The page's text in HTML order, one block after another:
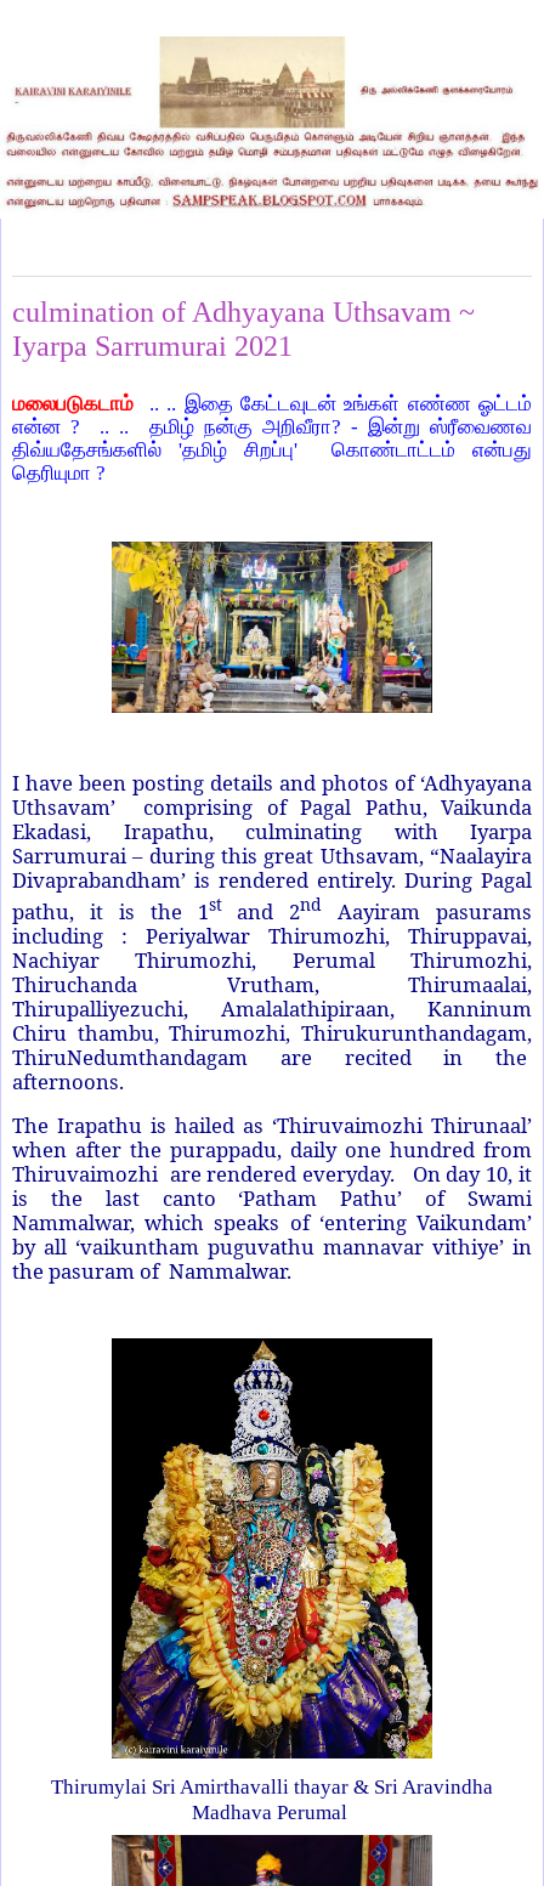
culmination of Adhyayana Uthsavam ~
Iyarpa Sarrumurai 2021
மலைபடுகடாம்
.. .. இதை கேட்டவுடன் உங்கள் எண்ண ஓட்டம்
என்ன ? .. .. தமிழ் நன்கு அறிவீரா? - இன்று ஸ்ரீவைணவ
திவ்யதேசங்களில் 'தமிழ் சிறப்பு' கொண்டாட்டம் என்பது
தெரியுமா ?
I have been posting details and photos of ‘Adhyayana
Uthsavam’ comprising of Pagal Pathu, Vaikunda
Ekadasi, Irapathu, culminating with Iyarpa
Sarrumurai – during this great Uthsavam, “Naalayira
Divaprabandham’ is rendered entirely. During Pagal
pathu, it is the 1stand 2nd
Aayiram pasurams
including : Periyalwar Thirumozhi, Thiruppavai,
Nachiyar Thirumozhi, Perumal Thirumozhi,
Thiruchanda Vrutham, Thirumaalai,
Thirupalliyezuchi, Amalalathipiraan, Kanninum
Chiru thambu, Thirumozhi, Thirukurunthandagam,
ThiruNedumthandagam are recited in the
afternoons.
The Irapathu is hailed as ‘Thiruvaimozhi Thirunaal’
when after the purappadu, daily one hundred from
Thiruvaimozhi are rendered everyday. On day 10, it
is the last canto ‘Patham Pathu’ of Swami
Nammalwar, which speaks of ‘entering Vaikundam’
by all ‘vaikuntham puguvathu mannavar vithiye’ in
the pasuram of Nammalwar.
Thirumylai Sri Amirthavalli thayar & Sri Aravindha
Madhava Perumal